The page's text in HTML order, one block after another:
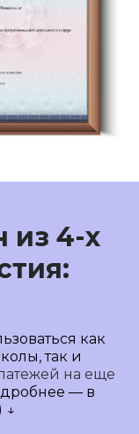
из 4-х
как
так и
на еще
— в
↓